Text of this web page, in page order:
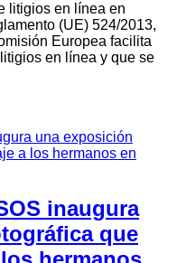
litigios en línea en
(UE) 524/2013,
Europea facilita
en línea y que se
inaugura
que